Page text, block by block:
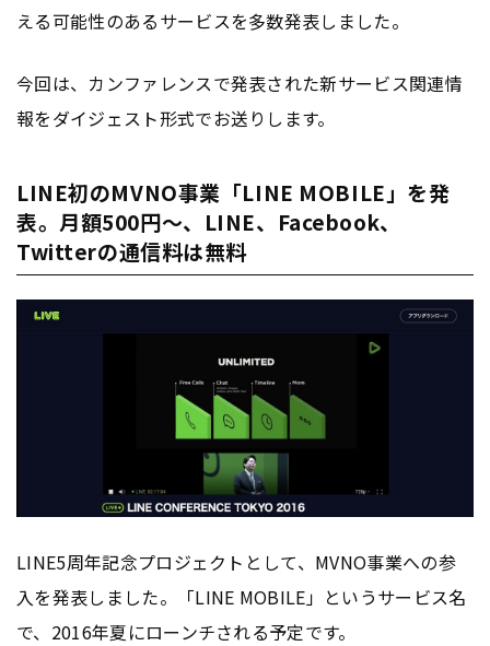
える可能性のあるサービスを多数発表しました。
今回は、カンファレンスで発表された新サービス関連情
報をダイジェスト形式でお送りします。
LINE初のMVNO事業「LINE MOBILE」を発
表。月額500円～、LINE、Facebook、
Twitterの通信料は無料
LINE5周年記念プロジェクトとして、MVNO事業への参
入を発表しました。「LINE MOBILE」というサービス名
で、2016年夏にローンチされる予定です。